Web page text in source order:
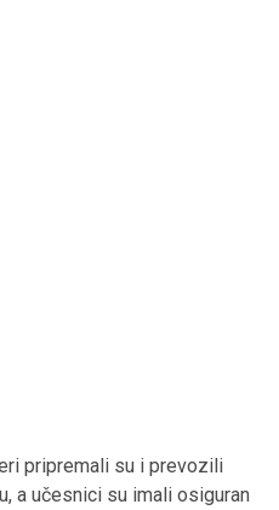
pripremali su i prevozili
a učesnici su imali osiguran